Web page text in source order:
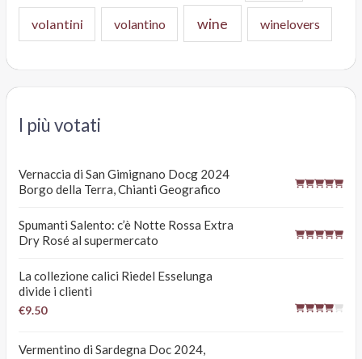
volantini volantino wine winelovers
I più votati
Vernaccia di San Gimignano Docg 2024
Borgo della Terra, Chianti Geografico
Spumanti Salento: c’è Notte Rossa Extra
Dry Rosé al supermercato
La collezione calici Riedel Esselunga
divide i clienti
€9.50
Vermentino di Sardegna Doc 2024,